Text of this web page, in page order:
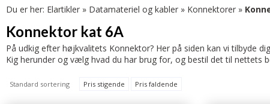
Du er her: Elartikler » Datamateriel og kabler » Konnektorer »
Konnektor kat 6A
På udkig efter højkvalitets Konnektor? Her på siden kan vi tilbyde
Kig herunder og vælg hvad du har brug for, og bestil det til nettets
Standard sortering Pris stigende Pris faldende